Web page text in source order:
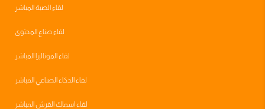
لقاء الصبة المباشر
لقاء صناع المحتوى
لقاء الموناليزا المباشر
لقاء الذكاء الصناعي المباشر
لقاء اسماك القرش المباشر